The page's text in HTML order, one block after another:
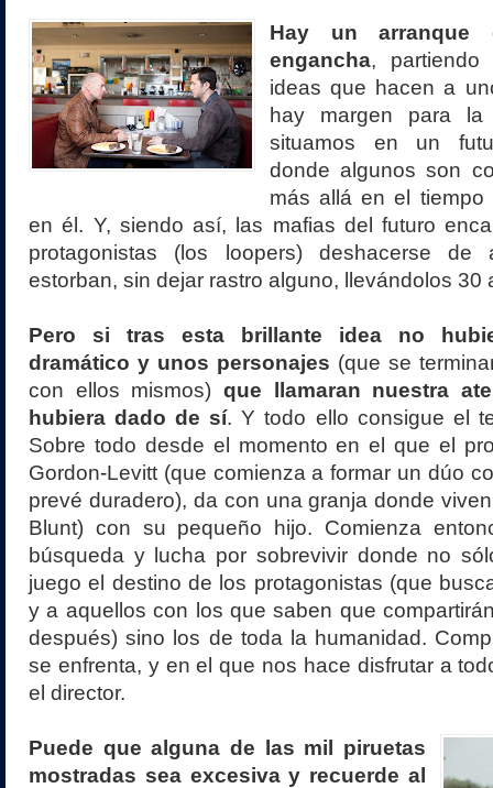
Hay un arranque
engancha,
ideas que hacen a
hay margen para la
situamos en un
donde algunos son
más allá en el tiempo
en él. Y, siendo así, las mafias del futuro
protagonistas (los loopers) deshacerse de
estorban, sin dejar rastro alguno, llevándolos 30
Pero si tras esta brillante idea no
dramático y unos personajes (que se
con ellos mismos) que llamaran nuestra
hubiera dado de sí. Y todo ello consigue el
Sobre todo desde el momento en el que el
Gordon-Levitt (que comienza a formar un dúo
prevé duradero), da con una granja donde
Blunt) con su pequeño hijo. Comienza
búsqueda y lucha por sobrevivir donde no
juego el destino de los protagonistas (que
y a aquellos con los que saben que
después) sino los de toda la humanidad.
se enfrenta, y en el que nos hace disfrutar a
el director.
Puede que alguna de las mil piruetas
mostradas sea excesiva y recuerde al